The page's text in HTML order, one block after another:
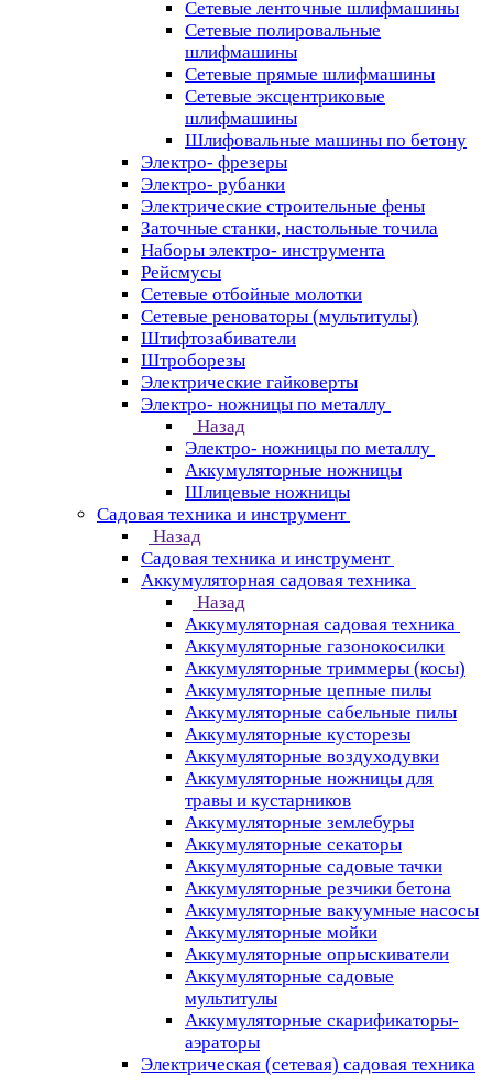
Сетевые ленточные шлифмашины
Сетевые полировальные
шлифмашины
Сетевые прямые шлифмашины
Сетевые эксцентриковые
шлифмашины
Шлифовальные машины по бетону
Электро- фрезеры
Электро- рубанки
Электрические строительные фены
Заточные станки, настольные точила
Наборы электро- инструмента
Рейсмусы
Сетевые отбойные молотки
Сетевые реноваторы (мультитулы)
Штифтозабиватели
Штроборезы
Электрические гайковерты
Электро- ножницы по металлу
Назад
Электро- ножницы по металлу
Аккумуляторные ножницы
Шлицевые ножницы
Cадовая техника и инструмент
Назад
Cадовая техника и инструмент
Аккумуляторная садовая техника
Назад
Аккумуляторная садовая техника
Аккумуляторные газонокосилки
Аккумуляторные триммеры (косы)
Аккумуляторные цепные пилы
Аккумуляторные сабельные пилы
Аккумуляторные кусторезы
Аккумуляторные воздуходувки
Аккумуляторные ножницы для
травы и кустарников
Аккумуляторные землебуры
Аккумуляторные секаторы
Аккумуляторные садовые тачки
Аккумуляторные резчики бетона
Аккумуляторные вакуумные насосы
Аккумуляторные мойки
Аккумуляторные опрыскиватели
Аккумуляторные садовые
мультитулы
Аккумуляторные скарификаторы-
аэраторы
Электрическая (сетевая) садовая техника